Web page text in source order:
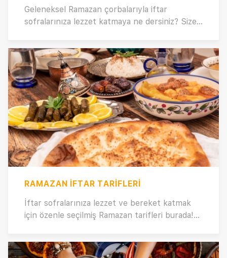
Geleneksel Ramazan çorbalarıyla iftar
sofralarınıza lezzet katmaya ne dersiniz? Size
kaldırabilirsiniz. İftar menünüzü
zenginleştirmek için seçtiğimiz bu lezzetli ve
doyurucu çorba tariflerini gelin birlikte
keşfedelim! 🥣🌙
RAMAZAN İFTAR TARIFLERI
İftar sofralarınıza lezzet ve bereket katmak
için özenle seçilmiş Ramazan tarifleri burada!
tariflerden ilham alarak sevdiklerinize